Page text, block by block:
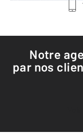
Notre
par nos